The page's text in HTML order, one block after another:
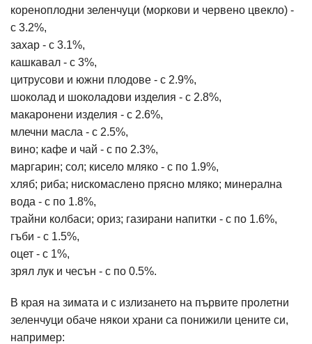
кореноплодни зеленчуци (моркови и червено цвекло) -
с 3.2%,
захар - с 3.1%,
кашкавал - с 3%,
цитрусови и южни плодове - с 2.9%,
шоколад и шоколадови изделия - с 2.8%,
макаронени изделия - с 2.6%,
млечни масла - с 2.5%,
вино; кафе и чай - с по 2.3%,
маргарин; сол; кисело мляко - с по 1.9%,
хляб; риба; нискомаслено прясно мляко; минерална
вода - с по 1.8%,
трайни колбаси; ориз; газирани напитки - с по 1.6%,
гъби - с 1.5%,
оцет - с 1%,
зрял лук и чесън - с по 0.5%.
В края на зимата и с излизането на първите пролетни
зеленчуци обаче някои храни са понижили цените си,
например: